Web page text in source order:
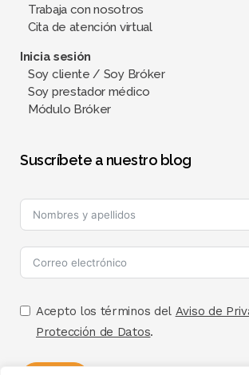
Trabaja con nosotros
Cita de atención virtual
Inicia sesión
Soy cliente / Soy Bróker
Soy prestador médico
Módulo Bróker
Suscríbete a nuestro blog
Acepto los términos del Aviso de
Protección de Datos.